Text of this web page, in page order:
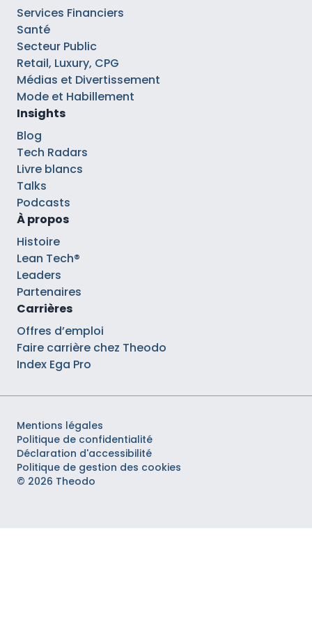
Services Financiers
Santé
Secteur Public
Retail, Luxury, CPG
Médias et Divertissement
Mode et Habillement
Insights
Blog
Tech Radars
Livre blancs
Talks
Podcasts
À propos
Histoire
Lean Tech®
Leaders
Partenaires
Carrières
Offres d’emploi
Faire carrière chez Theodo
Index Ega Pro
Mentions légales
Politique de confidentialité
Déclaration d'accessibilité
Politique de gestion des cookies
© 2026 Theodo